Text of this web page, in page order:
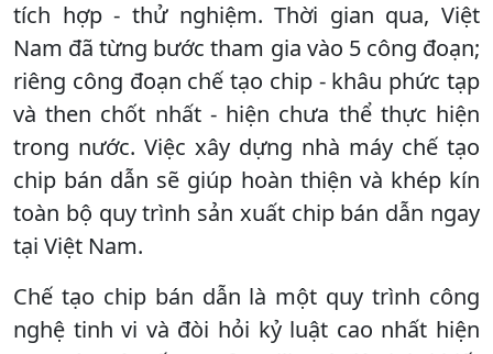
tích hợp - thử nghiệm. Thời gian qua, Việt
Nam đã từng bước tham gia vào 5 công đoạn;
riêng công đoạn chế tạo chip - khâu phức tạp
và then chốt nhất - hiện chưa thể thực hiện
trong nước. Việc xây dựng nhà máy chế tạo
chip bán dẫn sẽ giúp hoàn thiện và khép kín
toàn bộ quy trình sản xuất chip bán dẫn ngay
tại Việt Nam.
Chế tạo chip bán dẫn là một quy trình công
nghệ tinh vi và đòi hỏi kỷ luật cao nhất hiện